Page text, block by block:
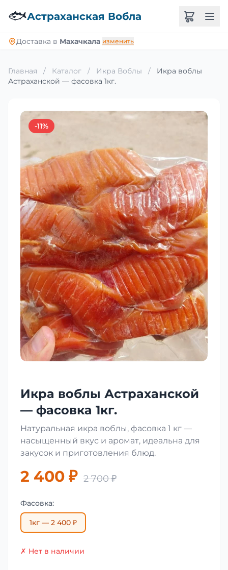
🐟Астраханская Вобла
Доставка в Махачкала изменить
Главная / Каталог / Икра Воблы /
Икра воблы
Астраханской — фасовка 1кг.
-11%
Икра воблы Астраханской
— фасовка 1кг.
Натуральная икра воблы, фасовка 1 кг —
насыщенный вкус и аромат, идеальна для
закусок и приготовления блюд.
2 400 ₽ 2 700 ₽
Фасовка:
1кг — 2 400 ₽
✗ Нет в наличии